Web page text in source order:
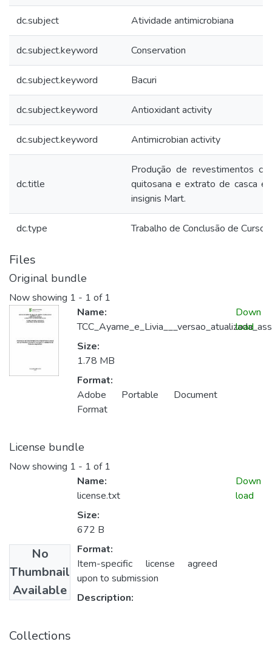
dc.subject Atividade antimicrobiana
dc.subject.keyword Conservation
dc.subject.keyword Bacuri
dc.subject.keyword Antioxidant activity
dc.subject.keyword Antimicrobian activity
dc.title
Produção de revestimentos
quitosana e extrato de casca e
insignis Mart.
dc.type Trabalho de Conclusão de Curso
Files
Original bundle
Now showing 1 - 1 of 1
Name:
Size:
1.78 MB
Format:
Adobe Portable Document
Format
Down
load
License bundle
Now showing 1 - 1 of 1
No
Thumbnail
Available
Name:
license.txt
Size:
672 B
Format:
Item-specific license agreed
upon to submission
Description:
Down
load
Collections